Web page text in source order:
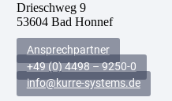
Drieschweg 9
53604 Bad Honnef
Ansprechpartner
+49 (0) 4498 – 9250-0
info@kurre-systems.de